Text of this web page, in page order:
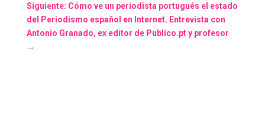
Siguiente: Cómo ve un periodista portugués el estado
del Periodismo español en Internet. Entrevista con
Antonio Granado, ex editor de Publico.pt y profesor
→